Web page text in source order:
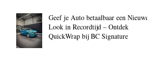
Geef je Auto betaalbaar een Nieuwe
Look in Recordtijd – Ontdek
QuickWrap bij BC Signature